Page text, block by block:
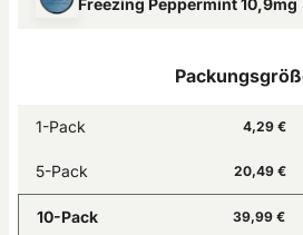
Freezing Peppermint 10,9mg
1-Pack 4,29 €
5-Pack 20,49 €
10-Pack 39,99 €